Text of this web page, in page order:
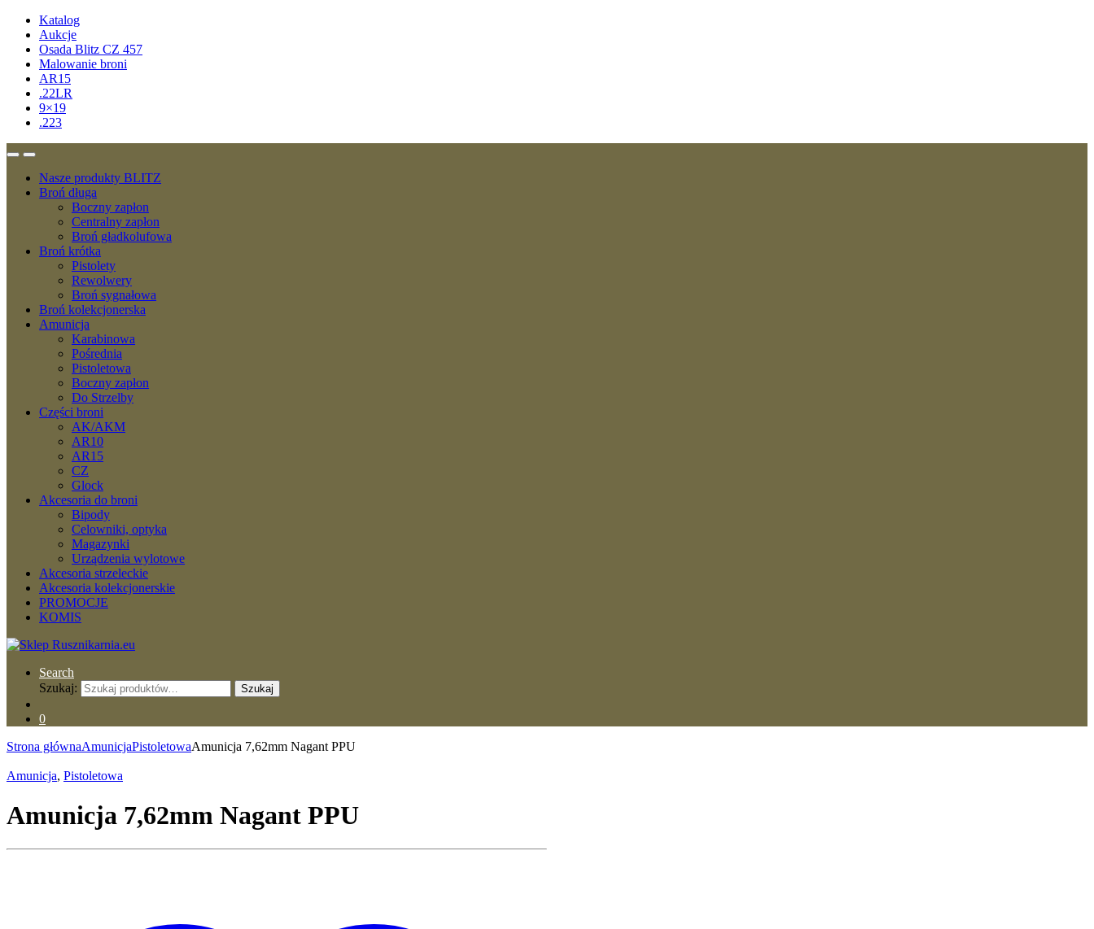
Katalog
Aukcje
Osada Blitz CZ 457
Malowanie broni
AR15
.22LR
9×19
.223
Nasze produkty BLITZ
Broń długa
Boczny zapłon
Centralny zapłon
Broń gładkolufowa
Broń krótka
Pistolety
Rewolwery
Broń sygnałowa
Broń kolekcjonerska
Amunicja
Karabinowa
Pośrednia
Pistoletowa
Boczny zapłon
Do Strzelby
Części broni
AK/AKM
AR10
AR15
CZ
Glock
Akcesoria do broni
Bipody
Celowniki, optyka
Magazynki
Urządzenia wylotowe
Akcesoria strzeleckie
Akcesoria kolekcjonerskie
PROMOCJE
KOMIS
Search
Szukaj:
Szukaj
0
Strona głównaAmunicjaPistoletowaAmunicja 7,62mm Nagant PPU
Amunicja, Pistoletowa
Amunicja 7,62mm Nagant PPU